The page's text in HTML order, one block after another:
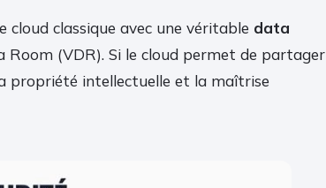
cloud classique avec une véritable data
Room (VDR). Si le cloud permet de partager
propriété intellectuelle et la maîtrise